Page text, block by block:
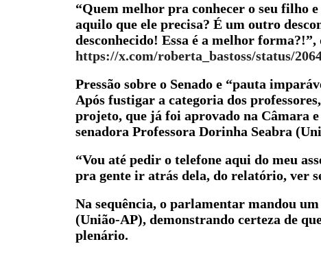
“Quem melhor pra conhecer o seu filho
aquilo que ele precisa? É um outro
desconhecido! Essa é a melhor forma?!”,
https://x.com/roberta_bastoss/status/
Pressão sobre o Senado e “pauta
Após fustigar a categoria dos
projeto, que já foi aprovado na Câmara
senadora Professora Dorinha Seabra
“Vou até pedir o telefone aqui do meu
pra gente ir atrás dela, do relatório, ver
Na sequência, o parlamentar mandou
(União-AP), demonstrando certeza de
plenário.